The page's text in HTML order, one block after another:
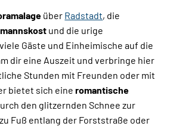
über Radstadt, die
und die urige
Gäste und Einheimische auf die
dir eine Auszeit und verbringe hier
Stunden mit Freunden oder mit
bietet sich eineromantische
den glitzernden Schnee zur
Fuß entlang der Forststraße oder